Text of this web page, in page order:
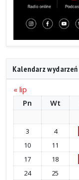
Kalendarz wydarzeń
« lip
Pn
Wt
3
4
10
11
17
18
24
25